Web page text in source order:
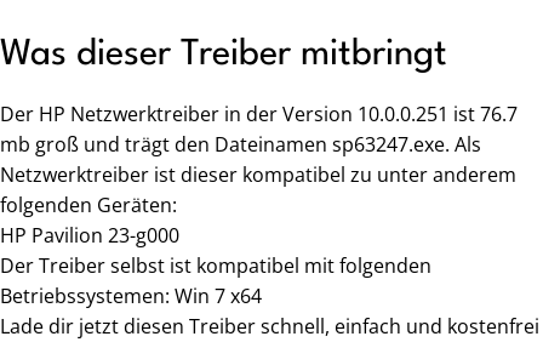
Was dieser Treiber mitbringt
Der HP Netzwerktreiber in der Version 10.0.0.251 ist 76.7
mb groß und trägt den Dateinamen sp63247.exe. Als
Netzwerktreiber ist dieser kompatibel zu unter anderem
folgenden Geräten:
HP Pavilion 23-g000
Der Treiber selbst ist kompatibel mit folgenden
Betriebssystemen: Win 7 x64
Lade dir jetzt diesen Treiber schnell, einfach und kostenfrei